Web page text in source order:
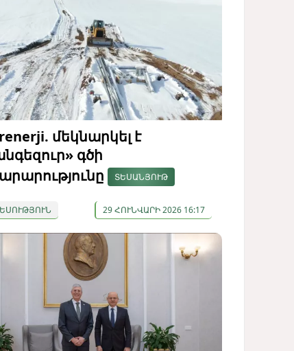
մեկնարկել է
գծի
ՏԵՍԱՆՅՈՒԹ
29 ՀՈՒՆՎԱՐԻ 2026 16:17